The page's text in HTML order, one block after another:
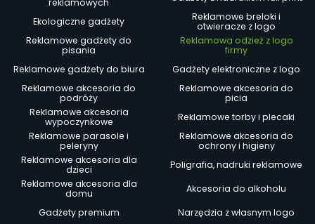
Ekologiczne gadżety
Reklamowe breloki i
otwieracze z logo
Reklamowe gadżety do
pisania
Reklamowa odzież z logo
firmy
Reklamowe gadżety do biura
Gadżety elektroniczne z logo
Reklamowe akcesoria do
podróży
Reklamowe akcesoria do
picia
Reklamowe akcesoria
wypoczynkowe
Reklamowe torby i plecaki
Reklamowe parasole i
peleryny
Reklamowe akcesoria do
ochrony i higieny
Reklamowe akcesoria dla
dzieci
Poligrafia, nadruki reklamowe
Reklamowe akcesoria dla
domu
Akcesoria do alkoholu
Gadżety premium
Narzędzia z własnym logo